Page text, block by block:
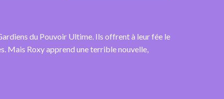
du Pouvoir Ultime. Ils offrent à leur fée le
Mais Roxy apprend une terrible nouvelle,